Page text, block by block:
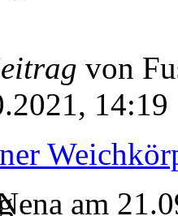
von
14:19
am